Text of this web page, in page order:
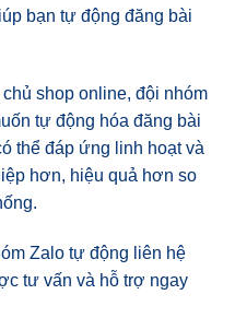
bạn tự động đăng bài
shop online, đội nhóm
tự động hóa đăng bài
thể đáp ứng linh hoạt và
hơn, hiệu quả hơn so
Zalo tự động liên hệ
tư vấn và hỗ trợ ngay